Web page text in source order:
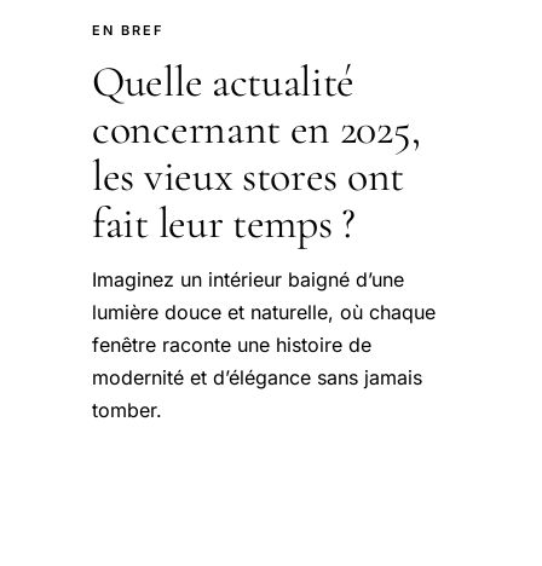
EN BREF
Quelle actualité
concernant en 2025,
les vieux stores ont
fait leur temps ?
Imaginez un intérieur baigné d’une
lumière douce et naturelle, où chaque
fenêtre raconte une histoire de
modernité et d’élégance sans jamais
tomber.